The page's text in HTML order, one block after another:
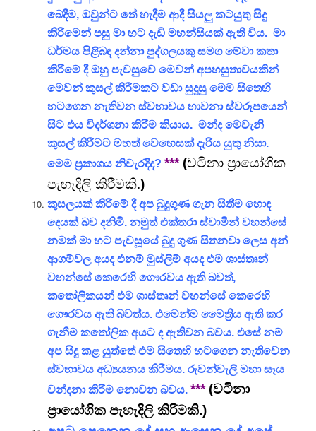
බෙදීම, ඔවුන්ට තේ හැදීම ආදී සියලු කටයුතු සිදු
කිරීමෙන් පසු මා හට දැඩි මහන්සියක් ඇති විය. මා
ධර්මය පිළිබඳ දන්නා පුද්ගලයකු සමග මේවා කතා
කිරීමේ දී ඔහු පැවසුවේ මෙවන් අපහසුතාවයකින්
මෙවන් කුසල් කිරීමකට වඩා සුදුසු මෙම සිතෙහි
හටගෙන නැතිවන ස්වභාවය භාවනා ස්වරූපයෙන්
සිට එය විදර්ශනා කිරීම කියාය. මන්ද මෙවැනි
කුසල් කිරීමට මහත් වෙහෙසක් දැරිය යුතු නිසා.
මෙම ප්‍රකාශය නිවැරදිද? *** (වටිනා ප්‍රායෝගික
පැහැදිලි කිරීමකි.)
කුසලයක් කිරීමේ දී අප බුදුගුණ ගැන සිතීම හොඳ
දෙයක් බව දනිමි. නමුත් එක්තරා ස්වාමීන් වහන්සේ
නමක් මා හට පැවසූයේ බුදු ගුණ සිතනවා ලෙස අන්
ආගම්වල අයද එනම් මුස්ලිම් අයද එම ශාස්තෘන්
වහන්සේ කෙරෙහි ගෞරවය ඇති බවත්,
කතෝලිකයන් එම ශාස්තෘන් වහන්සේ කෙරෙහි
ගෞරවය ඇති බවත්ය. එමෙන්ම මෛත්‍රිය ඇති කර
ගැනීම කතෝලික අයට ද ඇතිවන බවය. එසේ නම්
අප සිදු කළ යුත්තේ එම සිතෙහි හටගෙන නැතිවෙන
ස්වභාවය අධ්‍යයනය කිරීමය. රුවන්වැලි මහා සෑය
වන්දනා කිරීම නොවන බවය. *** (වටිනා
ප්‍රායෝගික පැහැදිලි කිරීමකි.)